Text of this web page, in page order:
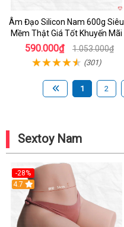
Âm Đạo Silicon Nam 600g Siêu
Mềm Thật Giá Tốt Khuyến Mãi
590.000₫ 1.053.000₫
(301)
1 2
Sextoy Nam
-28%
4.7